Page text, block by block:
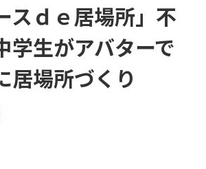
スｄｅ居場所」不
学生がアバターで
居場所づくり